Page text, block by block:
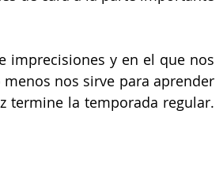
imprecisiones y en el que nos
nos sirve para aprender
termine la temporada regular.